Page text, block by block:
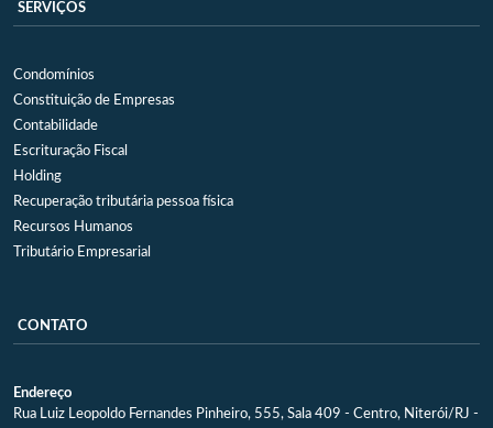
SERVIÇOS
Condomínios
Constituição de Empresas
Contabilidade
Escrituração Fiscal
Holding
Recuperação tributária pessoa física
Recursos Humanos
Tributário Empresarial
CONTATO
Endereço
Rua Luiz Leopoldo Fernandes Pinheiro, 555, Sala 409 - Centro, Niterói/RJ -